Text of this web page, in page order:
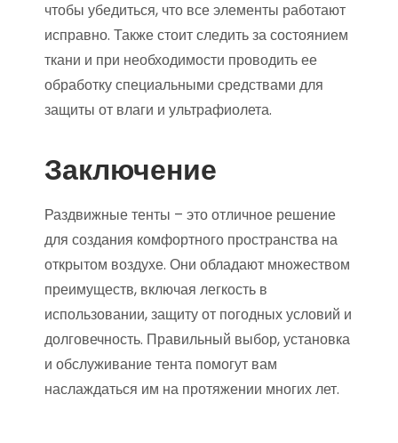
чтобы убедиться, что все элементы работают
исправно. Также стоит следить за состоянием
ткани и при необходимости проводить ее
обработку специальными средствами для
защиты от влаги и ультрафиолета.
Заключение
Раздвижные тенты – это отличное решение
для создания комфортного пространства на
открытом воздухе. Они обладают множеством
преимуществ, включая легкость в
использовании, защиту от погодных условий и
долговечность. Правильный выбор, установка
и обслуживание тента помогут вам
наслаждаться им на протяжении многих лет.